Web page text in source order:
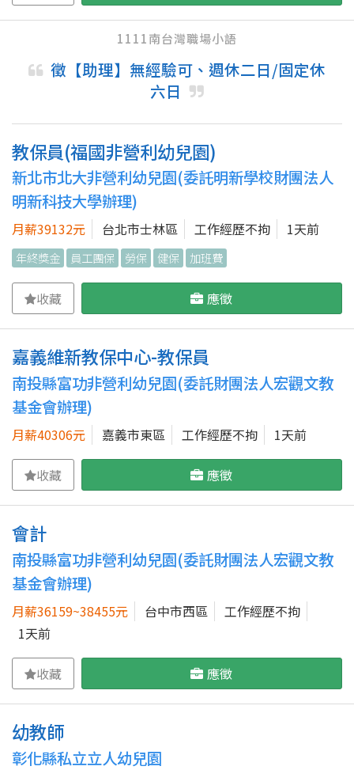
1111南台灣職場小語
徵【助理】無經驗可、週休二日/固定休
六日
教保員(福國非營利幼兒園)
新北市北大非營利幼兒園(委託明新學校財團法人
明新科技大學辦理)
月薪39132元 台北市士林區 工作經歷不拘 1天前
年終獎金 員工團保 勞保 健保 加班費
收藏 應徵
嘉義維新教保中心-教保員
南投縣富功非營利幼兒園(委託財團法人宏觀文教
基金會辦理)
月薪40306元 嘉義市東區 工作經歷不拘 1天前
收藏 應徵
會計
南投縣富功非營利幼兒園(委託財團法人宏觀文教
基金會辦理)
月薪36159~38455元 台中市西區
工作經歷不拘
1天前
收藏 應徵
幼教師
彰化縣私立立人幼兒園